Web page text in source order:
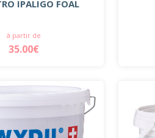
IPALIGO FOAL
à partir de
35.00€